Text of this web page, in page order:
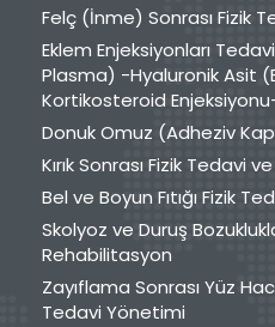
Felç (İnme) Sonrası Fizik
Eklem Enjeksiyonları
Plasma) -Hyaluronik Asit
Kortikosteroid
Donuk Omuz (Adheziv
Kırık Sonrası Fizik Tedavi
Bel ve Boyun Fıtığı Fizik
Skolyoz ve Duruş
Rehabilitasyon
Zayıflama Sonrası Yüz
Tedavi Yönetimi